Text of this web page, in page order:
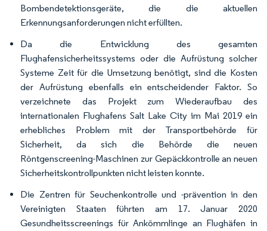
Bombendetektionsgeräte, die die aktuellen
Erkennungsanforderungen nicht erfüllten.
Da die Entwicklung des gesamten
Flughafensicherheitssystems oder die Aufrüstung solcher
Systeme Zeit für die Umsetzung benötigt, sind die Kosten
der Aufrüstung ebenfalls ein entscheidender Faktor. So
verzeichnete das Projekt zum Wiederaufbau des
internationalen Flughafens Salt Lake City im Mai 2019 ein
erhebliches Problem mit der Transportbehörde für
Sicherheit, da sich die Behörde die neuen
Röntgenscreening-Maschinen zur Gepäckkontrolle an neuen
Sicherheitskontrollpunkten nicht leisten konnte.
Die Zentren für Seuchenkontrolle und -prävention in den
Vereinigten Staaten führten am 17. Januar 2020
Gesundheitsscreenings für Ankömmlinge an Flughäfen in